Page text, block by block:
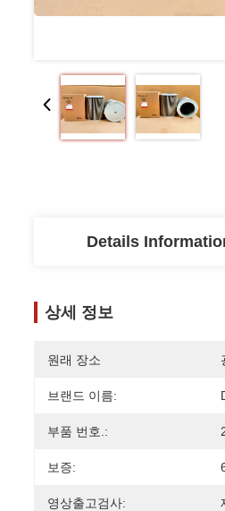
Details
상세 정보
원래 장소
브랜드 이름:
부품 번호.:
보증:
영상출고검사: